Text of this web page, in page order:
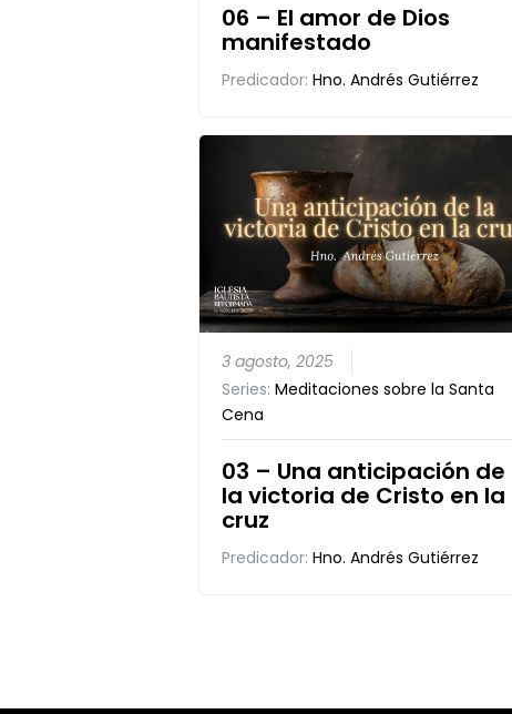
06 – El amor de Dios
manifestado
Predicador: Hno. Andrés Gutiérrez
3 agosto, 2025
Series: Meditaciones sobre la Santa
Cena
03 – Una anticipación de
la victoria de Cristo en la
cruz
Predicador: Hno. Andrés Gutiérrez